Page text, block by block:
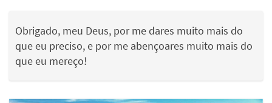
Obrigado, meu Deus, por me dares muito mais do
que eu preciso, e por me abençoares muito mais do
que eu mereço!